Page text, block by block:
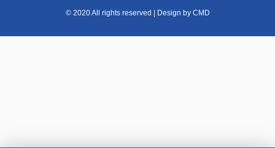
© 2020 All rights reserved | Design by CMD